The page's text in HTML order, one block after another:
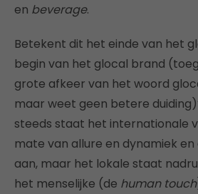
en beverage.
Betekent dit het einde van het
begin van het glocal brand
grote afkeer van het woord
maar weet geen betere
steeds staat het internationale
mate van allure en dynamiek
aan, maar het lokale staat
het menselijke (de human touch